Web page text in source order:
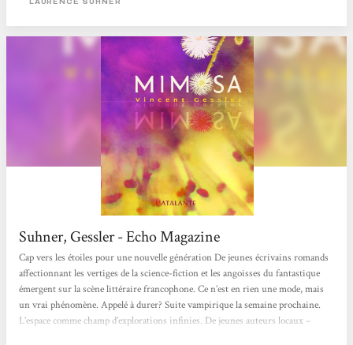
Suhner, Gessler - Echo Magazine
Cap vers les étoiles pour une nouvelle génération De jeunes écrivains romands
affectionnant les vertiges de la science-fiction et les angoisses du fantastique
émergent sur la scène littéraire francophone. Ce n’est en rien une mode, mais
un vrai phénomène. Appelé à durer? Suite vampirique la semaine prochaine.
L’espace comme champ d’explorations infinies. De jeunes auteurs locaux –